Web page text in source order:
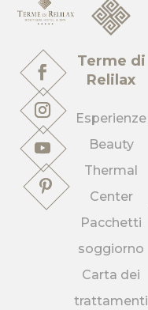
Terme di
Relilax
Esperienze
Beauty
Thermal
Center
Pacchetti
soggiorno
Carta dei
trattamenti